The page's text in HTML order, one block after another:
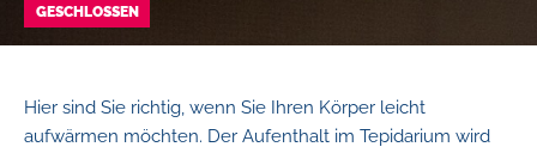
GESCHLOSSEN
Hier sind Sie richtig, wenn Sie Ihren Körper leicht
aufwärmen möchten. Der Aufenthalt im Tepidarium wird